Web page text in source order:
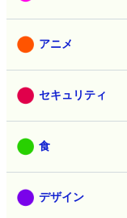
アニメ
セキュリティ
食
デザイン